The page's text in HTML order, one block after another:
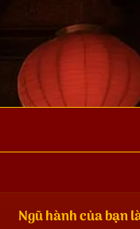
Ngũ hành của bạn